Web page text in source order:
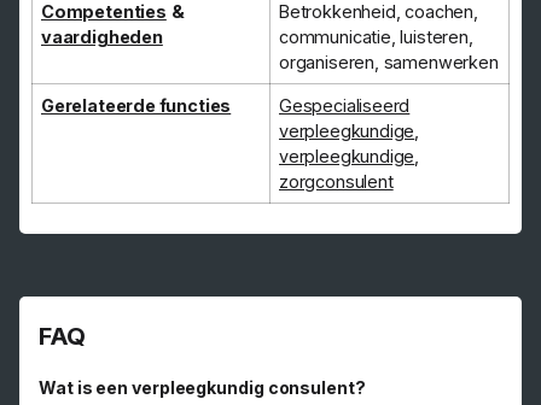
Competenties &
vaardigheden
Betrokkenheid, coachen,
communicatie, luisteren,
organiseren, samenwerken
Gerelateerde functies
Gespecialiseerd
verpleegkundige,
verpleegkundige,
zorgconsulent
FAQ
Wat is een verpleegkundig consulent?